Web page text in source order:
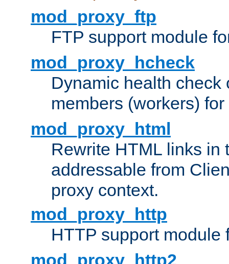
mod_proxy_ftp
FTP support module
mod_proxy_hcheck
Dynamic health check
members (workers) for
mod_proxy_html
Rewrite HTML links in
addressable from
proxy context.
mod_proxy_http
HTTP support module
mod_proxy_http2